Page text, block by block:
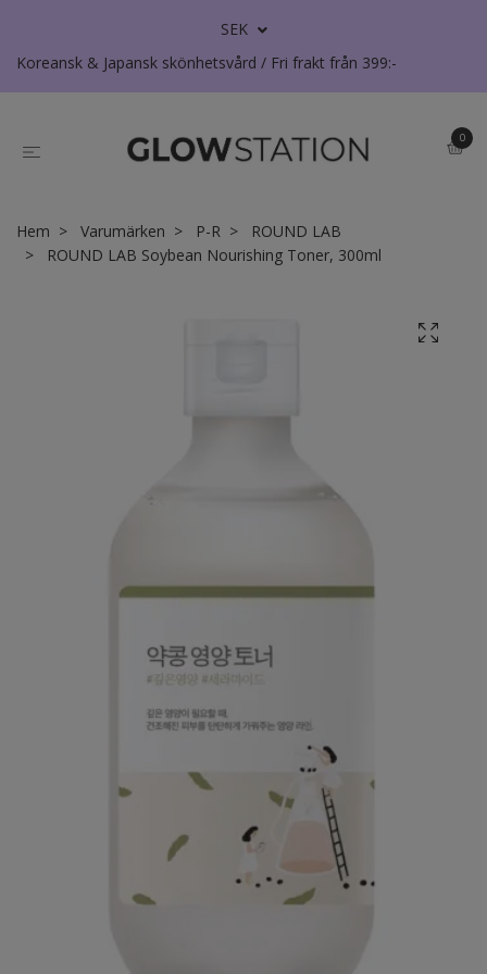
SEK
Koreansk & Japansk skönhetsvård / Fri frakt från 399:-
0
Hem Varumärken P-R
ROUND LAB
ROUND LAB Soybean Nourishing Toner, 300ml